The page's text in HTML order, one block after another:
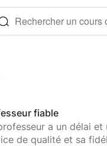
Rechercher un cours
fiable
a un délai
de qualité et sa